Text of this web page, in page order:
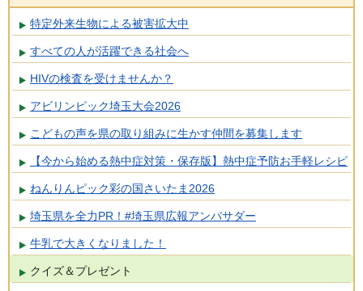
特定外来生物による被害拡大中
すべての人が活躍できる社会へ
HIVの検査を受けませんか？
アビリンピック埼玉大会2026
こどもの声を県の取り組みに生かす仲間を募集します
【今から始める熱中症対策・保存版】熱中症予防お手軽レシピ
ねんりんピック彩の国さいたま2026
埼玉県を全力PR！#埼玉県広報アンバサダー
牛乳で大きくなりました！
クイズ＆プレゼント